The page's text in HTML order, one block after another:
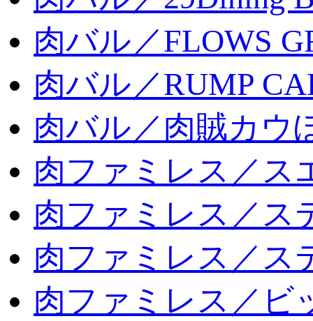
肉バル／FLOWS
肉バル／RUMP
肉バル／肉賊カウ
肉ファミレス／ス
肉ファミレス／ス
肉ファミレス／ス
肉ファミレス／ビ